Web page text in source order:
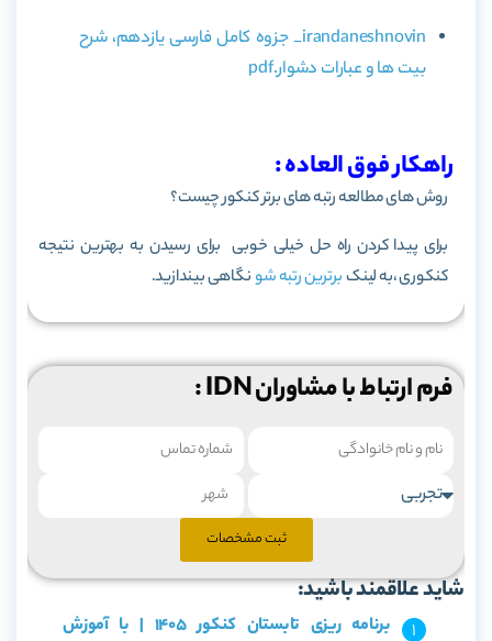
irandaneshnovin_ جزوه کامل فارسی یازدهم، شرح
بیت ها و عبارات دشوار.pdf
راهکار فوق العاده :
روش های مطالعه رتبه های برتر کنکور چیست؟
برای پیدا کردن راه حل خیلی خوبی برای رسیدن به بهترین نتیجه
کنکوری ،به لینکبرترین رتبه شونگاهی بیندازید.
فرم ارتباط با مشاوران IDN :
ثبت مشخصات
شاید علاقمند باشید:
برنامه ریزی تابستان کنکور 1405 | با آموزش